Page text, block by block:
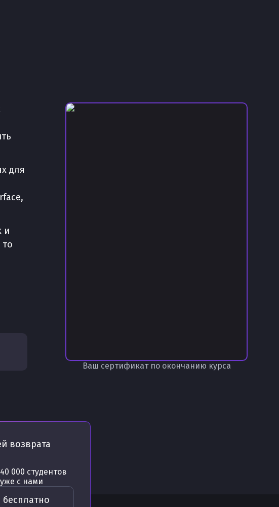
для
и
Ваш сертификат по окончанию курса
возврата
40 000 студентов
уже с нами
бесплатно